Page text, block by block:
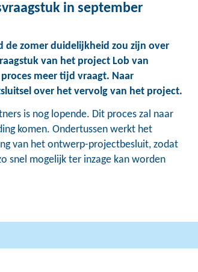
in september
de zomer duidelijkheid zou zijn over
van het project Lob van
meer tijd vraagt. Naar
over het vervolg van het project.
is nog lopende. Dit proces zal naar
komen. Ondertussen werkt het
van het ontwerp-projectbesluit, zodat
snel mogelijk ter inzage kan worden